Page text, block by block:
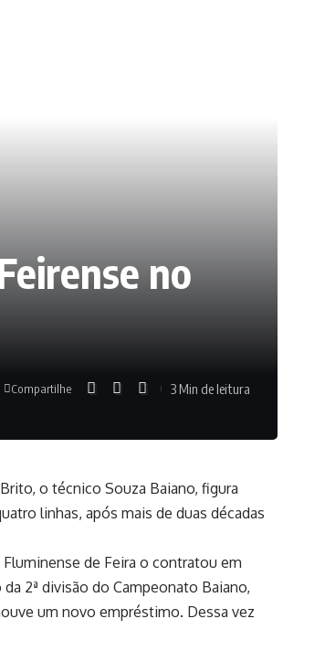
no
Compartilhe 3 Min de leitura
o técnico Souza Baiano, figura
linhas, após mais de duas décadas
de Feira o contratou em
2ª divisão do Campeonato Baiano,
um novo empréstimo. Dessa vez